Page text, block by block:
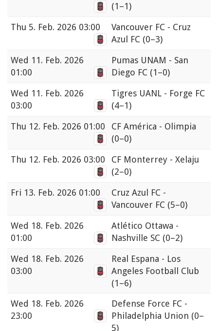
(1–1)
Thu 5. Feb. 2026 03:00
Vancouver FC - Cruz
Azul FC (0–3)
Wed 11. Feb. 2026
01:00
Pumas UNAM - San
Diego FC (1–0)
Wed 11. Feb. 2026
03:00
Tigres UANL - Forge FC
(4–1)
Thu 12. Feb. 2026 01:00
CF América - Olimpia
(0–0)
Thu 12. Feb. 2026 03:00
CF Monterrey - Xelaju
(2–0)
Fri 13. Feb. 2026 01:00
Cruz Azul FC -
Vancouver FC (5–0)
Wed 18. Feb. 2026
01:00
Atlético Ottawa -
Nashville SC (0–2)
Wed 18. Feb. 2026
03:00
Real Espana - Los
Angeles Football Club
(1–6)
Wed 18. Feb. 2026
23:00
Defense Force FC -
Philadelphia Union (0–
5)